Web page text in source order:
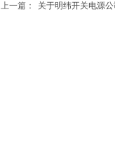
上一篇： 关于明纬开关电源公